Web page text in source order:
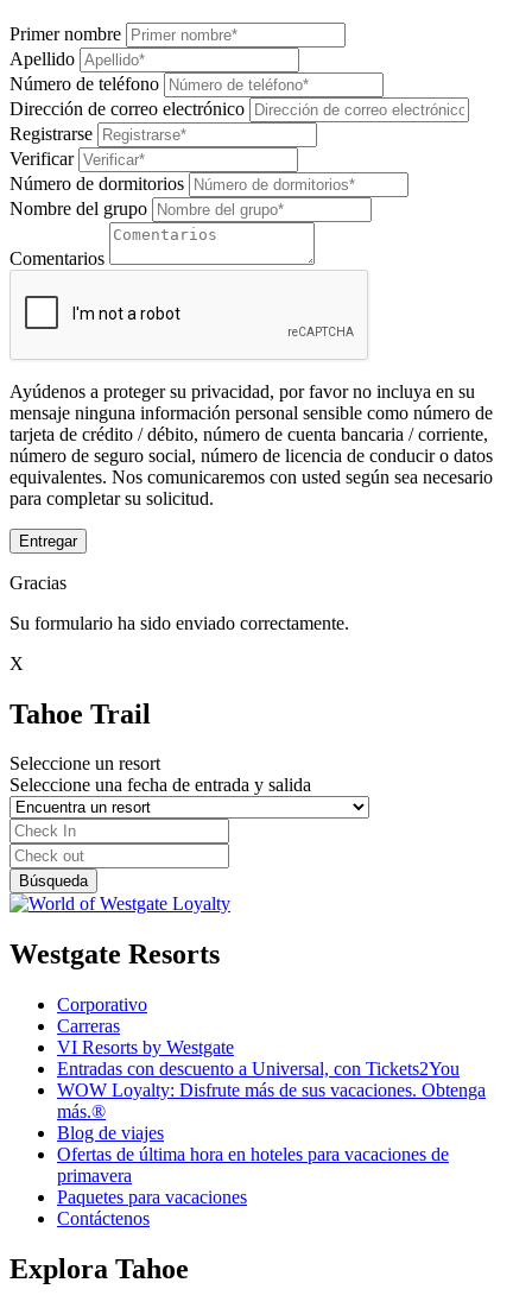
Primer nombre
Apellido
Número de teléfono
Dirección de correo electrónico
Registrarse
Verificar
Número de dormitorios
Nombre del grupo
Comentarios
Ayúdenos a proteger su privacidad, por favor no incluya en su
mensaje ninguna información personal sensible como número de
tarjeta de crédito / débito, número de cuenta bancaria / corriente,
número de seguro social, número de licencia de conducir o datos
equivalentes. Nos comunicaremos con usted según sea necesario
para completar su solicitud.
Entregar
Gracias
Su formulario ha sido enviado correctamente.
X
Tahoe Trail
Seleccione un resort
Seleccione una fecha de entrada y salida
Westgate Resorts
Corporativo
Carreras
VI Resorts by Westgate
Entradas con descuento a Universal, con Tickets2You
WOW Loyalty: Disfrute más de sus vacaciones. Obtenga
más.®
Blog de viajes
Ofertas de última hora en hoteles para vacaciones de
primavera
Paquetes para vacaciones
Contáctenos
Explora Tahoe